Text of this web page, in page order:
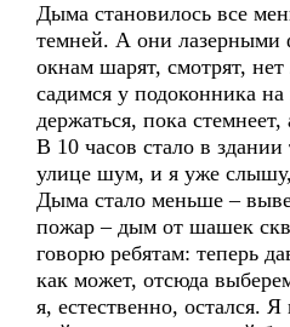
Дыма становилось все
темней. А они лазерными
окнам шарят, смотрят,
садимся у подоконника
держаться, пока
В 10 часов стало в
улице шум, и я уже
Дыма стало меньше –
пожар – дым от шашек
говорю ребятам: теперь
как может, отсюда
я, естественно, остался.